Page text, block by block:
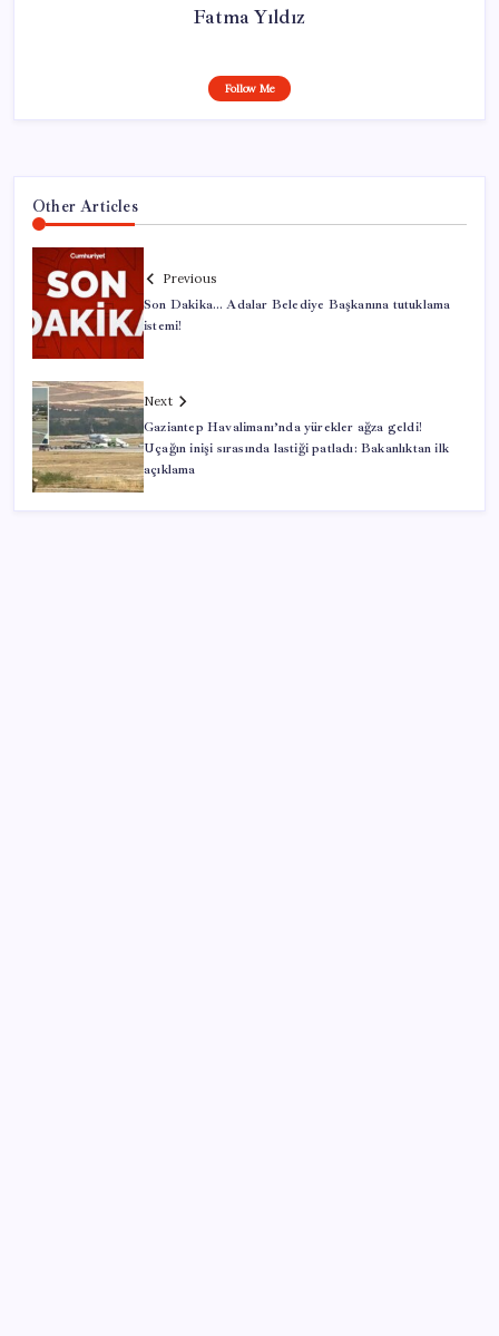
Fatma Yıldız
Follow Me
Other Articles
Previous
Son Dakika… Adalar Belediye Başkanına tutuklama
istemi!
Next
Gaziantep Havalimanı’nda yürekler ağza geldi!
Uçağın inişi sırasında lastiği patladı: Bakanlıktan ilk
açıklama